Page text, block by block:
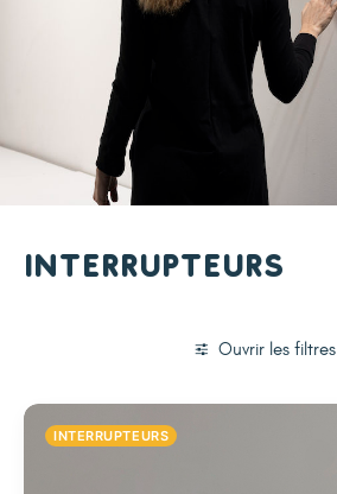
Interrupteurs
Ouvrir les filtres
INTERRUPTEURS